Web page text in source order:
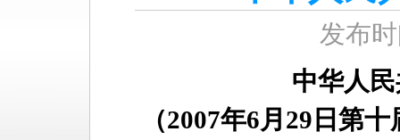
发布
中华人
（2007年6月29日第